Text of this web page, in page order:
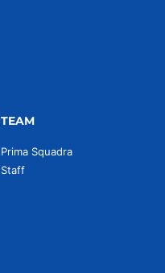
TEAM
Prima Squadra
Staff